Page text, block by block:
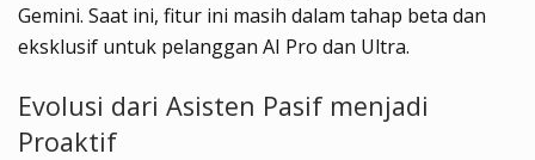
Gemini. Saat ini, fitur ini masih dalam tahap beta dan
eksklusif untuk pelanggan AI Pro dan Ultra.
Evolusi dari Asisten Pasif menjadi
Proaktif